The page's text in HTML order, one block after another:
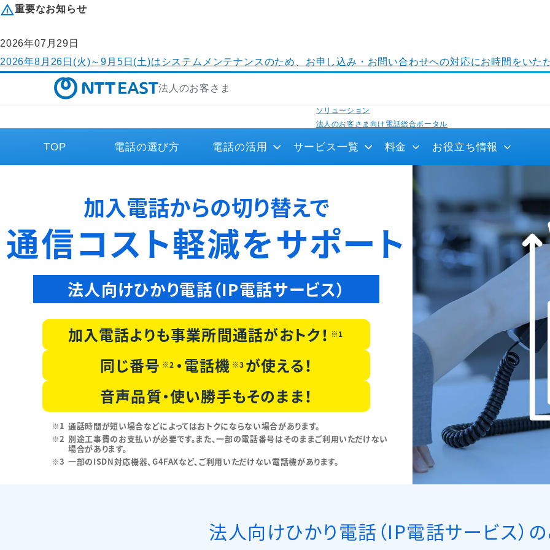
重要なお知らせ
2026年07月29日
2026年8月26日(火)～9月5日(土)はシステムメンテナンスのため、お申し込み・お問い合わせへの対応にお時間をいた
法人のお客さま
ソリューション
法人のお客さま向け電話総合ポータル
TOP 電話の選び方 電話の活用 サービス一覧 料金 お役立ち情報
加入電話からの切り替えで
通信コスト軽減をサポート
法人向けひかり電話（IP電話サービス）
加入電話よりも事業所間通話がおトク！ ※1
同じ番号 ※2 ・電話機 ※3 が使える！
音声品質・使い勝手もそのまま！
※1 通話時間が短い場合などによってはおトクにならない場合があります。
※2 別途工事費のお支払いが必要です。また、一部の電話番号はそのままご利用いただけない
場合があります。
※3 一部のISDN対応機器、G4FAXなど、ご利用いただけない電話機があります。
法人向けひかり電話（IP電話サービス）の